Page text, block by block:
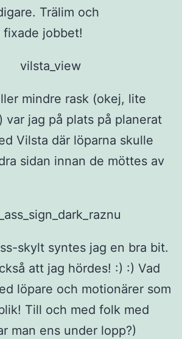
Trälim och
jobbet!
mindre rask (okej, lite
var jag på plats på planerat
Vilsta där löparna skulle
sidan innan de möttes av
skylt syntes jag en bra bit.
att jag hördes! :) :) Vad
löpare och motionärer som
Till och med folk med
man ens under lopp?)